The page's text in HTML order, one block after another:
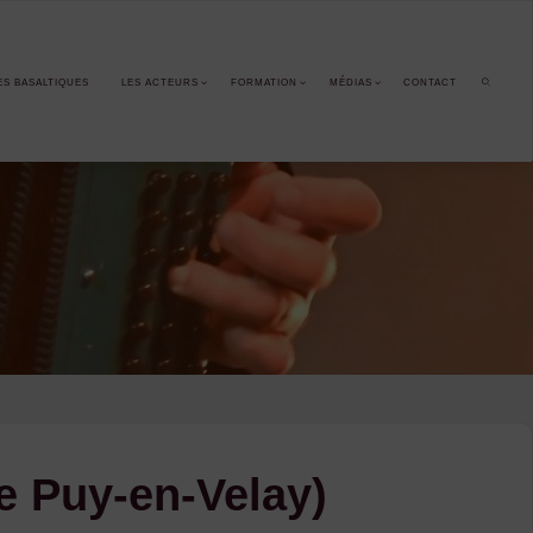
BASALTIQUES LES ACTEURS FORMATION MÉDIAS CONTACT
Puy-en-Velay)